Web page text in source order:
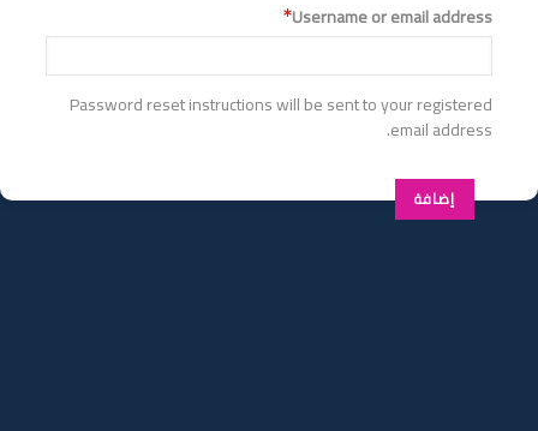
Username or email address
Password reset instructions will be sent to your registered
email address.